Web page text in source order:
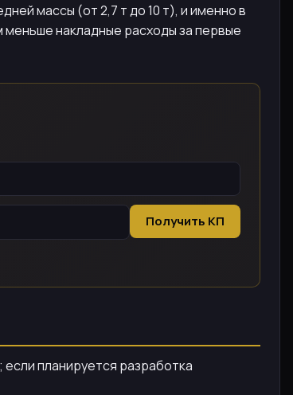
массы (от 2,7 т до 10 т), и именно в
накладные расходы за первые
Получить КП
планируется разработка